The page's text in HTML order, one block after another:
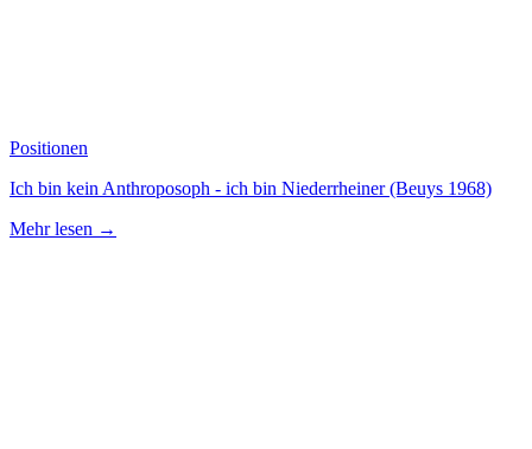
Positionen
Ich bin kein Anthroposoph - ich bin Niederrheiner (Beuys 1968)
Mehr lesen →